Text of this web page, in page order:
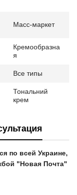
Масс-маркет
Кремообразна
я
Все типы
Тональний
крем
по всей Украине,
"Новая Почта"